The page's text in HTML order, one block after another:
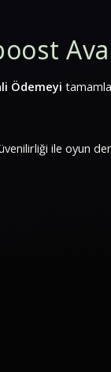
Ödemeyi
ile oyun